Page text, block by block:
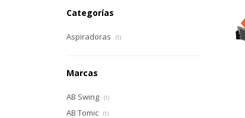
Categorías
Aspiradoras (1)
Marcas
AB Swing (1)
AB Tomic (1)